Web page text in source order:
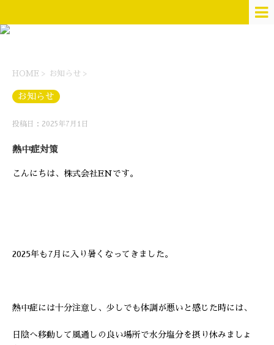
HOME > お知らせ >
お知らせ
投稿日：2025年7月1日
熱中症対策
こんにちは、株式会社ENです。
2025年も7月に入り暑くなってきました。
熱中症には十分注意し、少しでも体調が悪いと感じた時には、
日陰へ移動して風通しの良い場所で水分塩分を摂り休みましょ